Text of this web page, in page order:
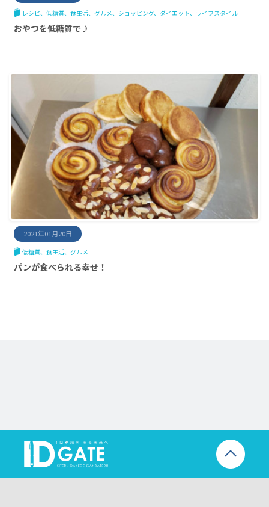
レシピ 低糖質 食生活 グルメ ショッピング ダイエット ライフスタイル
おやつを低糖質で♪
2021年01月20日
低糖質 食生活 グルメ
パンが食べられる幸せ！